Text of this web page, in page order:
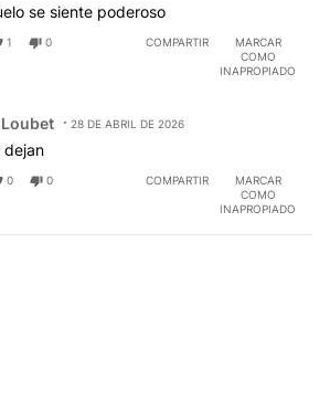
se siente poderoso
1 0 COMPARTIR
MARCAR
COMO
INAPROPIADO
28 DE ABRIL DE 2026
dejan
0 0 COMPARTIR
MARCAR
COMO
INAPROPIADO